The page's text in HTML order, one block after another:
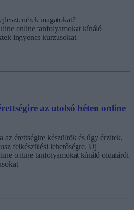
magatokat?
online tanfolyamokat kínáló
ingyenes kurzusokat.
az utolsó héten online
az érettségire készültök és úgy érzitek,
felkészülési lehetőségre. Új
online tanfolyamokat kínáló oldaláról